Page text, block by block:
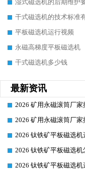
干式磁选机的技术标准
平板磁选机运行视频
永磁高梯度平板磁选机
干式磁选机多少钱
最新资讯
2026 矿用永磁滚筒厂
2026 矿用永磁滚筒厂
2026 钛铁矿平板磁选
2026 钛铁矿平板磁选
2026 钛铁矿平板磁选机